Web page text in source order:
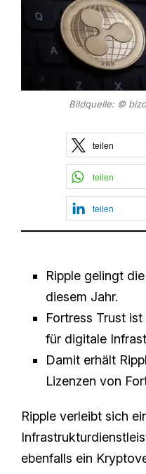
Bildquelle: ©
teilen
teilen
teilen
Ripple gelingt
diesem Jahr.
Fortress Trust
für digitale
Damit erhält
Lizenzen von
Ripple verleibt sich
ebenfalls ein